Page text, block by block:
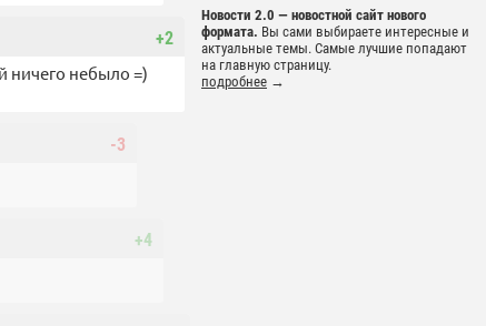
Новости 2.0 — новостной сайт нового
формата. Вы сами выбираете интересные и
актуальные темы. Самые лучшие попадают
на главную страницу.
подробнее →
+2
ничего небыло =)
-3
+4